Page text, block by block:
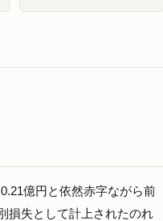
億円と依然赤字ながら前
損失として計上されたのれ